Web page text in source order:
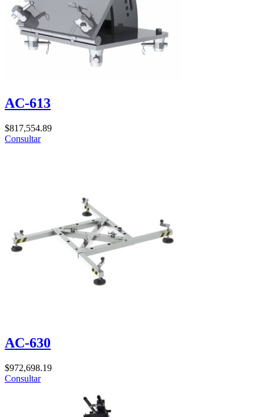
AC-613
$817,554.89
Consultar
AC-630
$972,698.19
Consultar